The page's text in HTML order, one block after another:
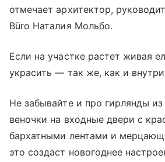
отмечает архитектор,
Büro Наталия Мольбо.
Если на участке растет живая
украсить — так же, как и
Не забывайте и про гирлянды
веночки на входные двери с
бархатными лентами и
это создаст новогоднее